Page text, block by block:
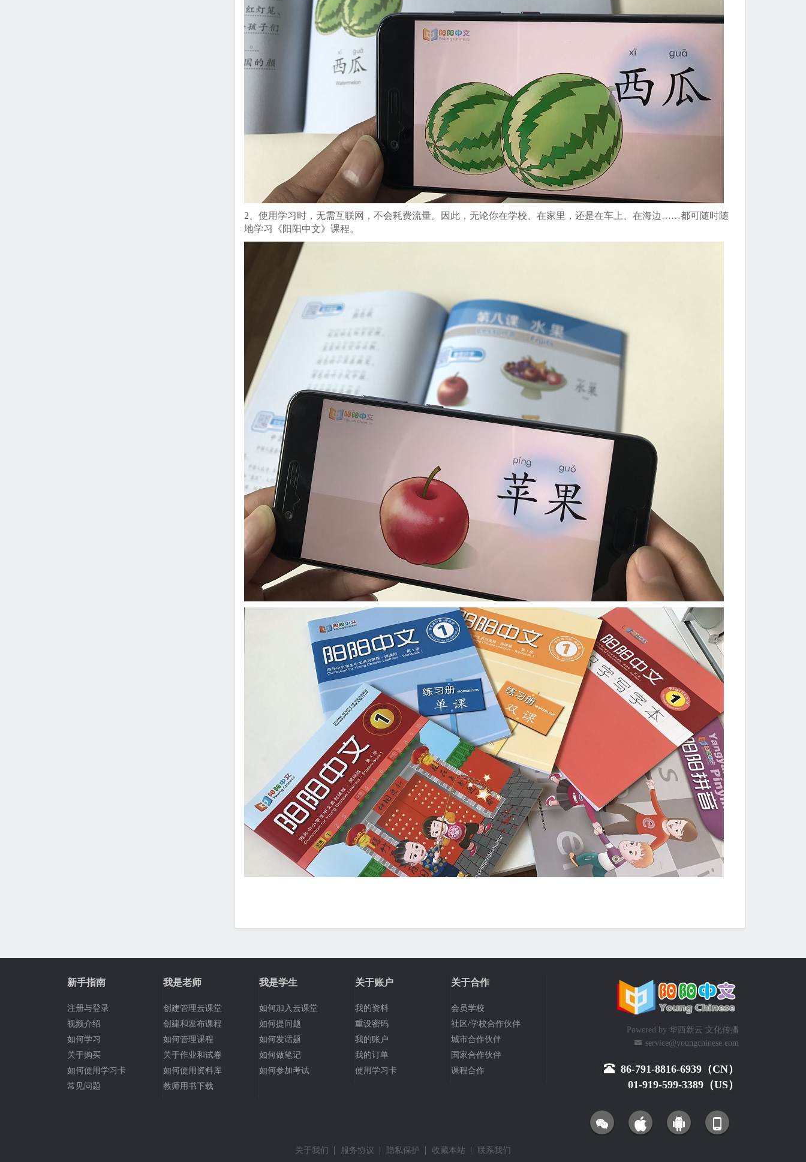
2、使用学习时，无需互联网，不会耗费流量。因此，无论你在学校、在家里，还是在车上、在海边……都可随时随
地学习《阳阳中文》课程。
新手指南
注册与登录
视频介绍
如何学习
关于购买
如何使用学习卡
常见问题
我是老师
创建管理云课堂
创建和发布课程
如何管理课程
关于作业和试卷
如何使用资料库
教师用书下载
我是学生
如何加入云课堂
如何提问题
如何发话题
如何做笔记
如何参加考试
关于账户
我的资料
重设密码
我的账户
我的订单
使用学习卡
关于合作
会员学校
社区/学校合作伙伴
城市合作伙伴
国家合作伙伴
课程合作
Powered by 华西新云 文化传播
service@youngchinese.com
86-791-8816-6939（CN）
01-919-599-3389（US）
关于我们 服务协议 隐私保护 收藏本站 联系我们